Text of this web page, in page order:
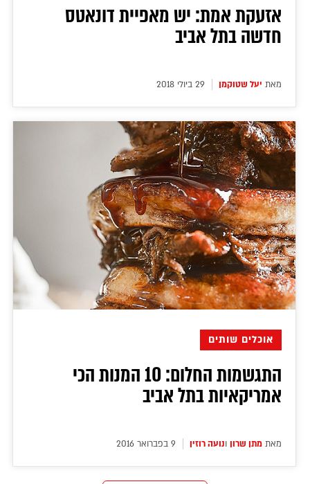
אזעקת אמת: יש מאפיית דונאטס
חדשה בתל אביב
מאת יעל שטוקמן 29 ביולי 2018
אוכלים שותים
התגשמות החלום: 10 המנות הכי
אמריקאיות בתל אביב
מאת מתן שרון ונועה רוזין 9 בפברואר 2016